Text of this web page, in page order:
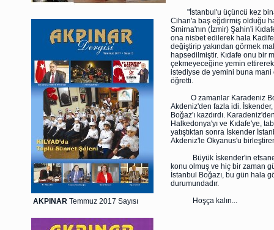
AKPINAR Temmuz 2017 Sayısı
"İstanbul'u üçüncü kez bina
Cihan'a baş eğdirmiş olduğu
Smirna'nın (İzmir) Şahin'i
ona nisbet edilerek hala Kadife
değiştirip yakından görmek
hapsedilmiştir. Kıdafe onu bir
çekmeyeceğine yemin
istediyse de yemini buna mani
öğretti.
O zamanlar Karadeniz
Akdeniz'den fazla idi.
Boğaz'ı kazdırdı.
Halkedonya'yı ve Kıdafe'ye,
yatıştıktan sonra İskender
Akdeniz'le Okyanus'u
Büyük İskender'in
konu olmuş ve hiç bir zaman
İstanbul Boğazı, bu gün hala
durumundadır.
Hoşça kalın...